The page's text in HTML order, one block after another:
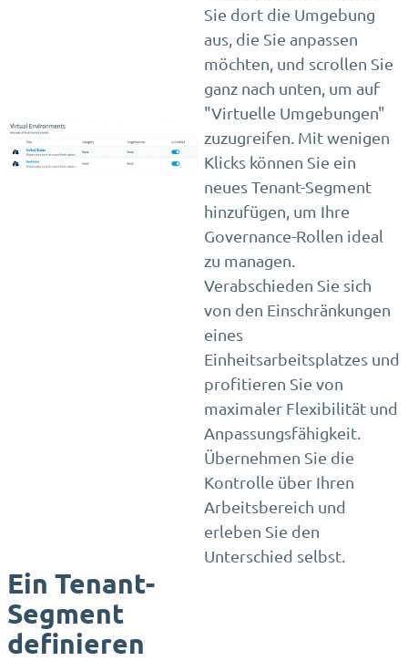
Sie dort die Umgebung
aus, die Sie anpassen
möchten, und scrollen Sie
ganz nach unten, um auf
"Virtuelle Umgebungen"
zuzugreifen. Mit wenigen
Klicks können Sie ein
neues Tenant-Segment
hinzufügen, um Ihre
Governance-Rollen ideal
zu managen.
Verabschieden Sie sich
von den Einschränkungen
eines
Einheitsarbeitsplatzes und
profitieren Sie von
maximaler Flexibilität und
Anpassungsfähigkeit.
Übernehmen Sie die
Kontrolle über Ihren
Arbeitsbereich und
erleben Sie den
Unterschied selbst.
Ein Tenant-
Segment
definieren